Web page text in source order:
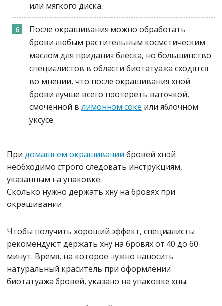
или мягкого диска.
После окрашивания можно обработать
брови любым растительным косметическим
маслом для придания блеска, но большинство
специалистов в области биотатуажа сходятся
во мнении, что после окрашивания хной
брови лучше всего протереть ваточкой,
смоченной влимонном соке или яблочном
уксусе.
При домашнем окрашивании бровей хной
необходимо строго следовать инструкциям,
указанным на упаковке.
Сколько нужно держать хну на бровях при
окрашивании
Чтобы получить хороший эффект, специалисты
рекомендуют держать хну на бровях от 40 до 60
минут. Время, на которое нужно наносить
натуральный краситель при оформлении
биотатуажа бровей, указано на упаковке хны.